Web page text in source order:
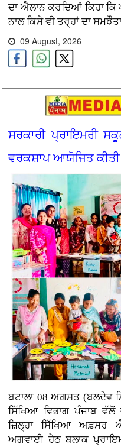
ਦਾ ਐਲਾਨ ਕਰਦਿਆਂ ਕਿਹਾ
ਨਾਲ ਕਿਸੇ ਵੀ ਤਰ੍ਹਾਂ ਦਾ
09 August, 2026
ਸਰਕਾਰੀ ਪ੍ਰਾਇਮਰੀ
ਵਰਕਸ਼ਾਪ ਆਯੋਜਿਤ ਕੀਤੀ
ਬਟਾਲਾ 08 ਅਗਸਤ (ਬਲਦੇਵ
ਸਿੱਖਿਆ ਵਿਭਾਗ ਪੰਜਾਬ
ਜ਼ਿਲ੍ਹਾ ਸਿੱਖਿਆ ਅਫ਼ਸਰ
ਅਗਵਾਈ ਹੇਠ ਬਲਾਕ